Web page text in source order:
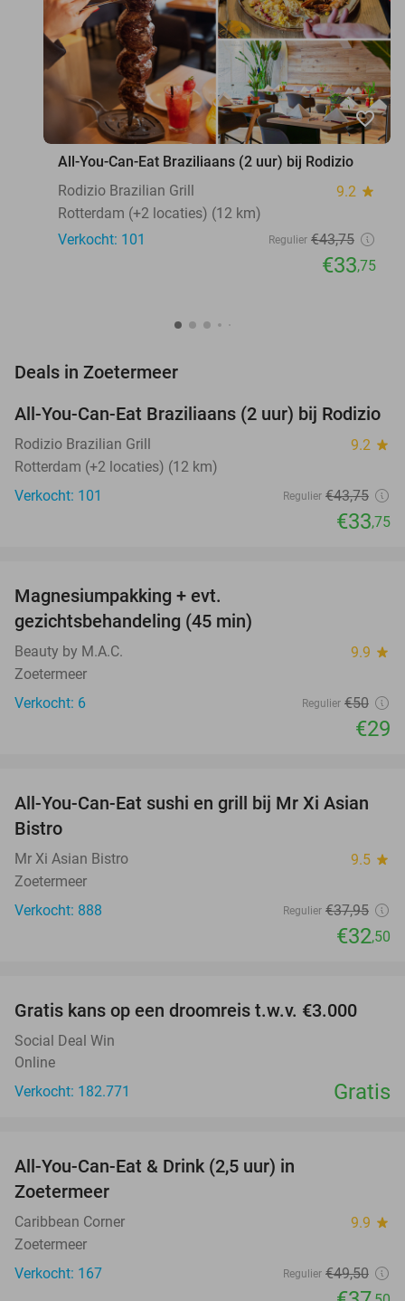
favorite_border
All-You-Can-Eat Braziliaans (2 uur) bij Rodizio
Rodizio Brazilian Grill
9.2 star
Rotterdam (+2 locaties) (12 km)
Verkocht: 101
Regulier €43,75
€33,75
Deals in Zoetermeer
23%
TODAY
All-You-Can-Eat Braziliaans (2 uur) bij Rodizio
Rodizio Brazilian Grill 9.2 star
Rotterdam (+2 locaties) (12 km)
Verkocht: 101
Regulier €43,75
€33,75
Magnesiumpakking + evt.
gezichtsbehandeling (45 min)
Beauty by M.A.C. 9.9 star
Zoetermeer
Verkocht: 6
Regulier €50
€29
14%
All-You-Can-Eat sushi en grill bij Mr Xi Asian
Bistro
Mr Xi Asian Bistro 9.5 star
Zoetermeer
Verkocht: 888
Regulier €37,95
€32,50
Gratis kans op een droomreis t.w.v. €3.000
Social Deal Win
Online
Verkocht: 182.771
Gratis
All-You-Can-Eat & Drink (2,5 uur) in
Zoetermeer
Caribbean Corner 9.9 star
Zoetermeer
Verkocht: 167
Regulier €49,50